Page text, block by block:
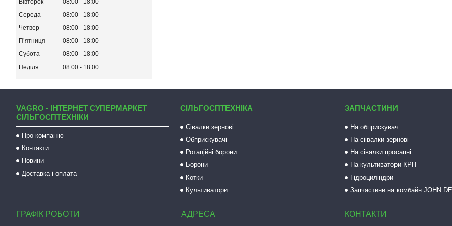
Вівторок 08:00
18:00
Середа
08:00
18:00
Четвер
08:00
18:00
Пʼятниця
08:00
18:00
Субота
08:00
18:00
Неділя
08:00 18:00
VAGRO - ІНТЕРНЕТ СУПЕРМАРКЕТ
СІЛЬГОСПТЕХНІКИ
Про компанію
Контакти
Новини
Доставка і оплата
СІЛЬГОСПТЕХНІКА
Сівалки зернові
Обприскувачі
Ротаційні борони
Борони
Котки
Культиватори
ЗАПЧАСТИНИ
На обприскувач
На сіівалки зернові
На сівалки просапні
На культиватори КРН
Гідроциліндри
Запчастини на комбайн JOHN
ГРАФІК РОБОТИ